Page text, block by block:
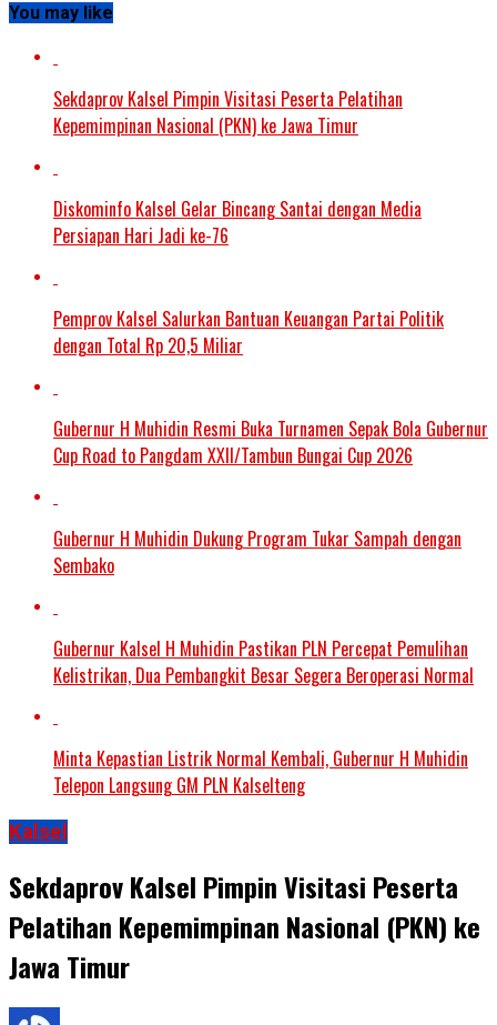
You may like
Sekdaprov Kalsel Pimpin Visitasi Peserta Pelatihan
Kepemimpinan Nasional (PKN) ke Jawa Timur
Diskominfo Kalsel Gelar Bincang Santai dengan Media
Persiapan Hari Jadi ke-76
Pemprov Kalsel Salurkan Bantuan Keuangan Partai Politik
dengan Total Rp 20,5 Miliar
Gubernur H Muhidin Resmi Buka Turnamen Sepak Bola Gubernur
Cup Road to Pangdam XXII/Tambun Bungai Cup 2026
Gubernur H Muhidin Dukung Program Tukar Sampah dengan
Sembako
Gubernur Kalsel H Muhidin Pastikan PLN Percepat Pemulihan
Kelistrikan, Dua Pembangkit Besar Segera Beroperasi Normal
Minta Kepastian Listrik Normal Kembali, Gubernur H Muhidin
Telepon Langsung GM PLN Kalselteng
Kalsel
Sekdaprov Kalsel Pimpin Visitasi Peserta
Pelatihan Kepemimpinan Nasional (PKN) ke
Jawa Timur